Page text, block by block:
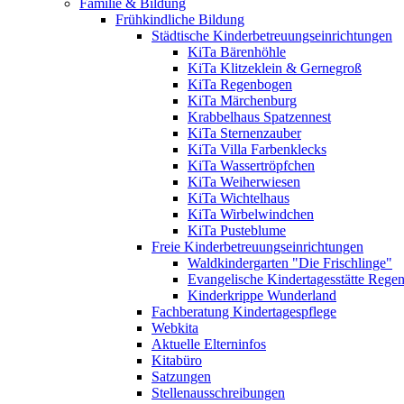
Familie & Bildung
Frühkindliche Bildung
Städtische Kinderbetreuungseinrichtungen
KiTa Bärenhöhle
KiTa Klitzeklein & Gernegroß
KiTa Regenbogen
KiTa Märchenburg
Krabbelhaus Spatzennest
KiTa Sternenzauber
KiTa Villa Farbenklecks
KiTa Wassertröpfchen
KiTa Weiherwiesen
KiTa Wichtelhaus
KiTa Wirbelwindchen
KiTa Pusteblume
Freie Kinderbetreuungseinrichtungen
Waldkindergarten "Die Frischlinge"
Evangelische Kindertagesstätte
Kinderkrippe Wunderland
Fachberatung Kindertagespflege
Webkita
Aktuelle Elterninfos
Kitabüro
Satzungen
Stellenausschreibungen